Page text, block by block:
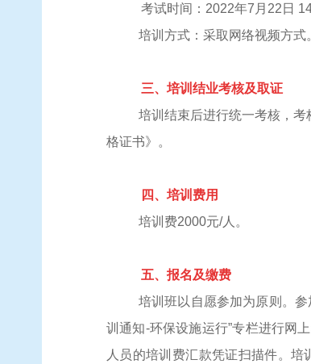
考试时间： 2022年7月22 日
培训方式：采取网络视频方式
三、培训结业考核及取证
培训结束后进行统一考核，
格证书》。
四、培训费用
培训费2000元/人。
五、报名及缴费
培训班以自愿参加为原则。
训通知-环保设施运行”专栏进行网
人员的培训费汇款凭证扫描件。